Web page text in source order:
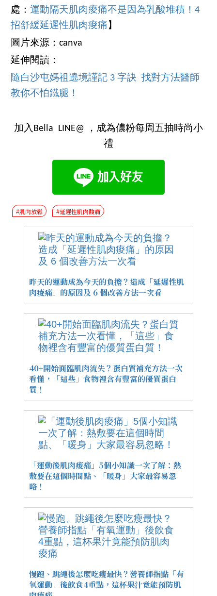
處：運動隔天肌肉痠痛不是因為乳酸堆積！4
招舒緩延遲性肌肉痠痛 】
圖片來源：canva
延伸閱讀：
隨白沙屯媽祖遶境謹記 3 字訣 找對方法醫師
教你不怕鐵腿！
加入Bella LINE@ ，成為儂粉每周五抽時尚小
禮
#肌肉放鬆 #延遲性肌肉酸痛
昨天的運動成為今天的負擔？造成「延遲性肌
肉痠痛」的原因及 6 個改善方法一次看
40+開始面臨肌肉流失？蛋白質補充方法一次
看懂，「這些」食物裡含有豐富的優質蛋白
質！
「運動後肌肉痠痛」5個小知識一次了解：熱
敷要在這個時間點、「暖身」大家最容易忽
略！
慢跑、跳繩後怎麼吃瘦最快？營養師指點「有
氧運動」後飲食4重點，這杯果汁竟能預防肌